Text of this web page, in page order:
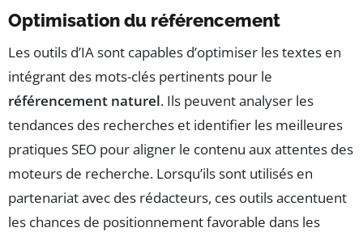
Optimisation du référencement
Les outils d’IA sont capables d’optimiser les textes en
intégrant des mots-clés pertinents pour le
référencement naturel. Ils peuvent analyser les
tendances des recherches et identifier les meilleures
pratiques SEO pour aligner le contenu aux attentes des
moteurs de recherche. Lorsqu’ils sont utilisés en
partenariat avec des rédacteurs, ces outils accentuent
les chances de positionnement favorable dans les